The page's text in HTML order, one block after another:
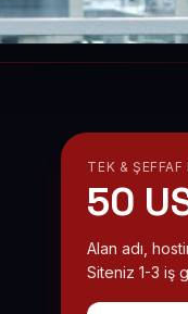
TEK & ŞEFFAF
50
Alan adı,
Siteniz 1-3 iş